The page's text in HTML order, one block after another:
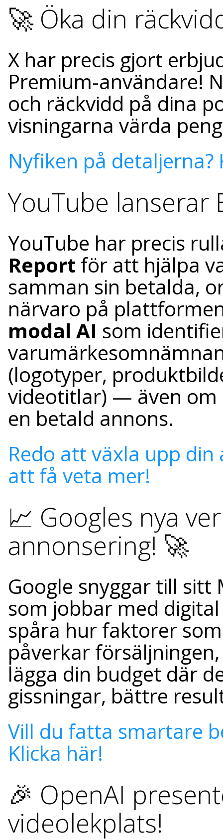
🚀 Öka din
X har precis gjort
Premium-användare!
och räckvidd på dina
visningarna värda
Nyfiken på
YouTube lanserar
YouTube har precis
Report för att hjälpa
samman sin betalda,
närvaro på
modal AI som
(logotyper,
videotitlar) — även om
en betald annons.
Redo att växla upp
att få veta mer!
📈 Googles nya
annonsering! 🚀
Google snyggar till
som jobbar med
spåra hur faktorer
påverkar
lägga din budget där
gissningar, bättre
Vill du fatta smartare
Klicka här!
🎉 OpenAI
videolekplats!